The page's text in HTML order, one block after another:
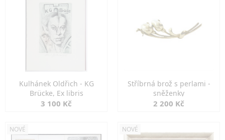
Kulhánek Oldřich - KG
Brücke, Ex libris
3 100 Kč
Stříbrná brož s perlami -
sněženky
2 200 Kč
NOVÉ NOVÉ